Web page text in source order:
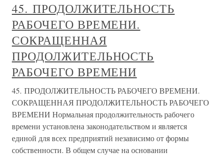
45. ПРОДОЛЖИТЕЛЬНОСТЬ
РАБОЧЕГО ВРЕМЕНИ.
СОКРАЩЕННАЯ
ПРОДОЛЖИТЕЛЬНОСТЬ
РАБОЧЕГО ВРЕМЕНИ
45. ПРОДОЛЖИТЕЛЬНОСТЬ РАБОЧЕГО ВРЕМЕНИ.
СОКРАЩЕННАЯ ПРОДОЛЖИТЕЛЬНОСТЬ РАБОЧЕГО
ВРЕМЕНИ Нормальная продолжительность рабочего
времени установлена законодательством и является
единой для всех предприятий независимо от формы
собственности. В общем случае на основании